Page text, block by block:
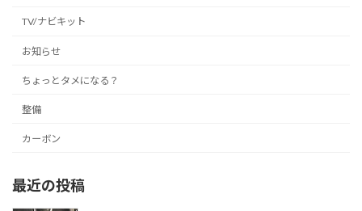
TV/ナビキット
お知らせ
ちょっとタメになる？
整備
カーボン
最近の投稿